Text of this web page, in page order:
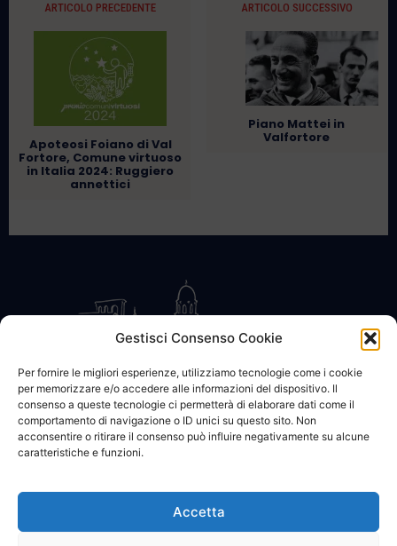
Gestisci Consenso Cookie
Per fornire le migliori esperienze, utilizziamo tecnologie come i cookie
per memorizzare e/o accedere alle informazioni del dispositivo. Il
consenso a queste tecnologie ci permetterà di elaborare dati come il
comportamento di navigazione o ID unici su questo sito. Non
acconsentire o ritirare il consenso può influire negativamente su alcune
caratteristiche e funzioni.
Accetta
ARTICOLO PRECEDENTE
Apoteosi Foiano di Val
Fortore, Comune virtuoso
in Italia 2024: Ruggiero
annettici
ARTICOLO SUCCESSIVO
Piano Mattei in
Valfortore
CONTATTACI COOKIE POLICY PRIVACY
© 2002 - 2026 SanBartolomeo.info :::: powered by Go Web snc |